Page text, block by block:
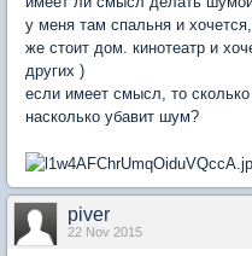
у меня там спальня и
же стоит дом. кинотеатр и
других )
если имеет смысл, то
насколько убавит шум?
piver
22 Nov 2015